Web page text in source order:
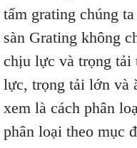
tấm grating chúng
sàn Grating không
chịu lực và trọng tải
lực, trọng tải lớn và
xem là cách phân
phân loại theo mục